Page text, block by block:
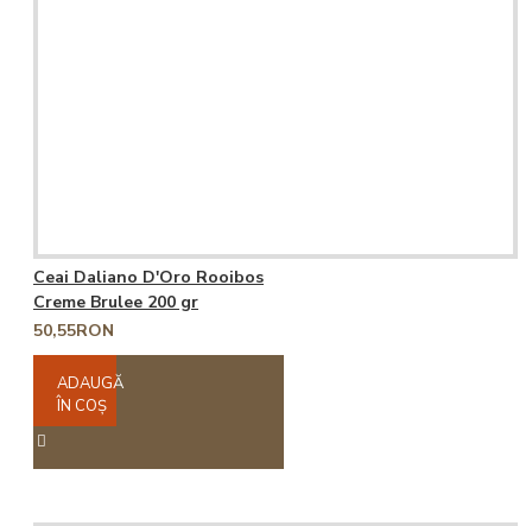
Ceai Daliano D'Oro Rooibos
Creme Brulee 200 gr
50,55RON
ADAUGĂ
ÎN COŞ